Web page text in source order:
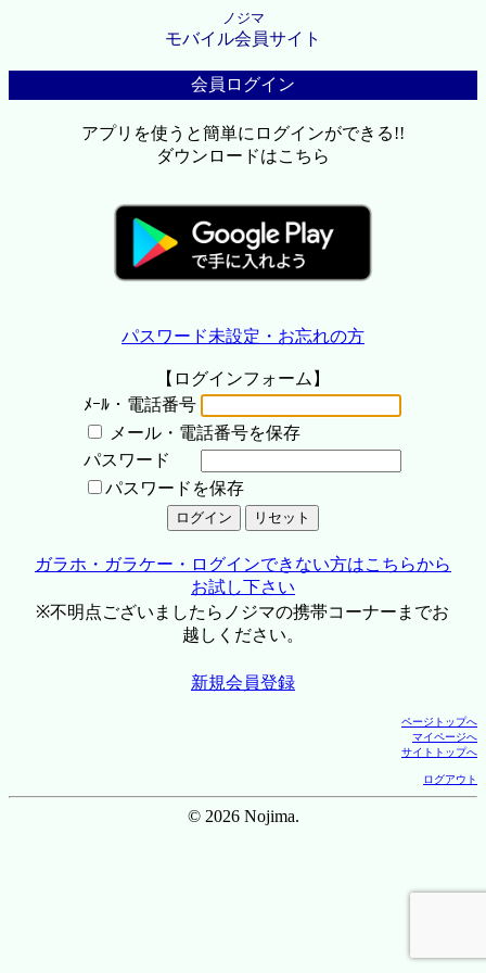
ノジマ
モバイル会員サイト
会員ログイン
アプリを使うと簡単にログインができる!!
ダウンロードはこちら
パスワード未設定・お忘れの方
【ログインフォーム】
ﾒｰﾙ・電話番号
メール・電話番号を保存
パスワード
パスワードを保存
ガラホ・ガラケー・ログインできない方はこちらから
お試し下さい
※不明点ございましたらノジマの携帯コーナーまでお
越しください。
新規会員登録
ページトップへ
マイページへ
サイトトップへ
ログアウト
© 2026 Nojima.